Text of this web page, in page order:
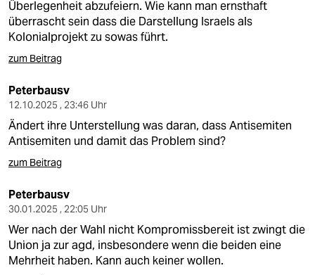
nord
wahrheit
verlag
veranstaltungen
shop
fragen & hilfe
unterstützen
abo
Überlegenheit abzufeiern. Wie kann man ernsthaft
überrascht sein dass die Darstellung Israels als
Kolonialprojekt zu sowas führt.
zum Beitrag
Peterbausv
12.10.2025 , 23:46 Uhr
Ändert ihre Unterstellung was daran, dass Antisemiten
Antisemiten und damit das Problem sind?
zum Beitrag
Peterbausv
30.01.2025 , 22:05 Uhr
Wer nach der Wahl nicht Kompromissbereit ist zwingt die
Union ja zur agd, insbesondere wenn die beiden eine
Mehrheit haben. Kann auch keiner wollen.